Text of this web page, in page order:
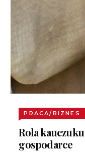
PRACA/BIZNES
Rola
gospodarce